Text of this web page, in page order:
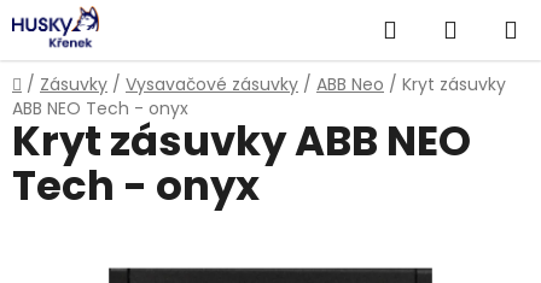
Přejít
na
obsah
Hledat
KOŠÍK
Domů
/ Zásuvky / Vysavačové zásuvky / ABB Neo / Kryt zásuvky
ABB NEO Tech - onyx
Kryt zásuvky ABB NEO
Tech - onyx